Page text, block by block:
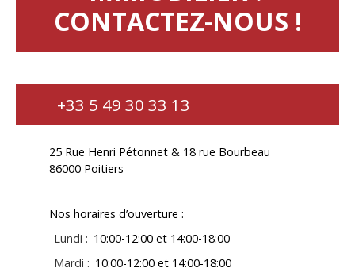
CONTACTEZ-NOUS !
+33 5 49 30 33 13
25 Rue Henri Pétonnet & 18 rue Bourbeau
86000 Poitiers
Nos horaires d’ouverture :
Lundi : 10:00-12:00 et 14:00-18:00
Mardi : 10:00-12:00 et 14:00-18:00